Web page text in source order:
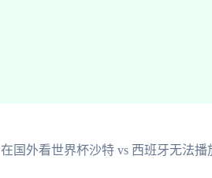
在国外看世界杯沙特 vs 西班牙无法